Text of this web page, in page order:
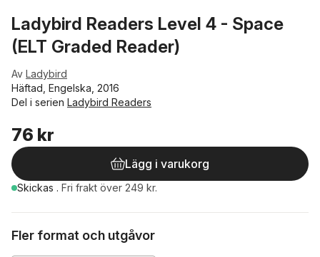
Ladybird Readers Level 4 - Space
(ELT Graded Reader)
Av Ladybird
Häftad, Engelska, 2016
Del i serien Ladybird Readers
76 kr
Lägg i varukorg
Skickas . Fri frakt över 249 kr.
Fler format och utgåvor